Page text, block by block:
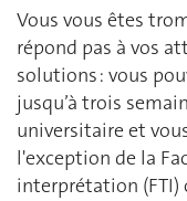
Vous vous êtes
répond pas à vos
solutions : vous
jusqu’à trois
universitaire et
l'exception de la
interprétation (FTI)